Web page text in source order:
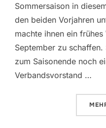
Sommersaison in
den beiden Vorjahren
machte ihnen ein
September zu
zum Saisonende noch
Verbandsvorstand …